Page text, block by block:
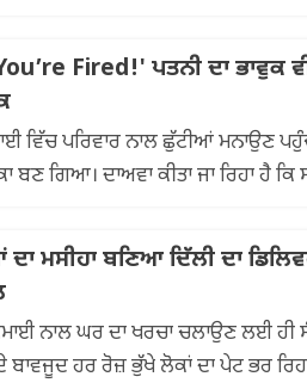
Fired!' ਪਤਨੀ ਦਾ ਭਾਵੁਕ
ਵਿੱਚ ਪਰਿਵਾਰ ਨਾਲ ਛੁੱਟੀਆਂ ਮਨਾਉਣ
ਬਣ ਗਿਆ। ਦਾਅਵਾ ਕੀਤਾ ਜਾ ਰਿਹਾ ਹੈ
ਮਸੀਹਾ ਬਣਿਆ ਦਿੱਲੀ ਦਾ
ਨਾਲ ਘਰ ਦਾ ਖਰਚਾ ਚਲਾਉਣ ਲਈ
ਹਰ ਰੋਜ਼ ਭੁੱਖੇ ਲੋਕਾਂ ਦਾ ਪੇਟ ਭਰ ਰਿਹਾ